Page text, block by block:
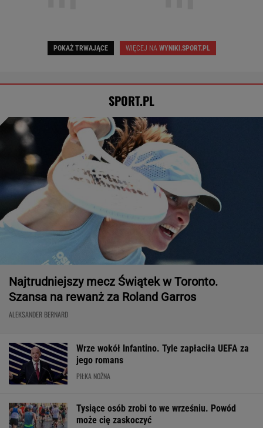
POKAŻ TRWAJĄCE WIĘCEJ NA WYNIKI.SPORT.PL
SPORT.PL
Najtrudniejszy mecz Świątek w Toronto.
Szansa na rewanż za Roland Garros
ALEKSANDER BERNARD
Wrze wokół Infantino. Tyle zapłaciła UEFA za
jego romans
PIŁKA NOŻNA
Tysiące osób zrobi to we wrześniu. Powód
może cię zaskoczyć